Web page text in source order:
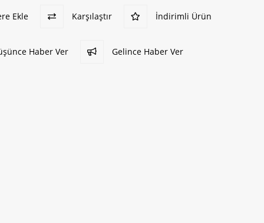
Ekle Karşılaştır İndirimli Ürün
Haber Ver Gelince Haber Ver